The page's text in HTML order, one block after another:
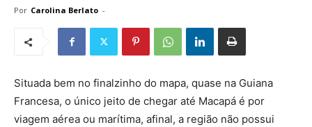
Por Carolina Berlato -
Situada bem no finalzinho do mapa, quase na Guiana
Francesa, o único jeito de chegar até Macapá é por
viagem aérea ou marítima, afinal, a região não possui